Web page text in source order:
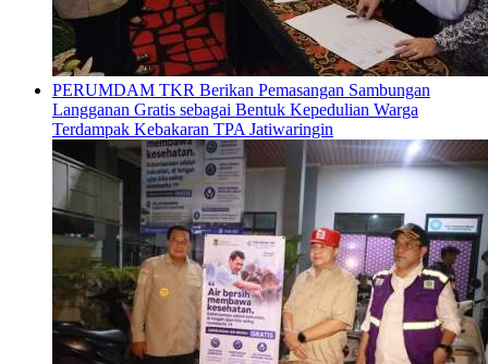
PERUMDAM TKR Berikan Pemasangan Sambungan
Langganan Gratis sebagai Bentuk Kepedulian Warga
Terdampak Kebakaran TPA Jatiwaringin